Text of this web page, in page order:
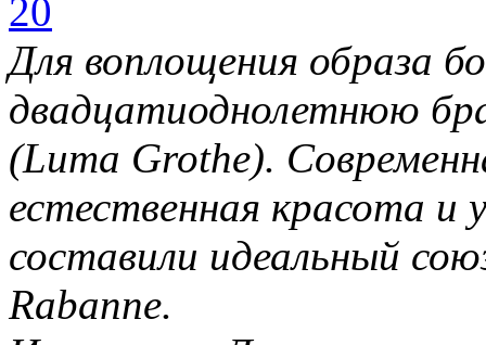
Для воплощения образа
двадцатиоднолетнюю
(Luma Grothe).
естественная красота и
составили идеальный
Rabanne.